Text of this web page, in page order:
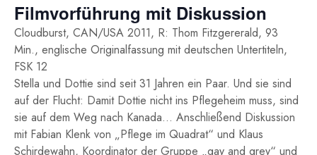
Filmvorführung mit Diskussion
Cloudburst, CAN/USA 2011, R: Thom Fitzgererald, 93
Min., englische Originalfassung mit deutschen Untertiteln,
FSK 12
Stella und Dottie sind seit 31 Jahren ein Paar. Und sie sind
auf der Flucht: Damit Dottie nicht ins Pflegeheim muss, sind
sie auf dem Weg nach Kanada… Anschließend Diskussion
mit Fabian Klenk von „Pflege im Quadrat“ und Klaus
Schirdewahn, Koordinator der Gruppe „gay and grey“ und